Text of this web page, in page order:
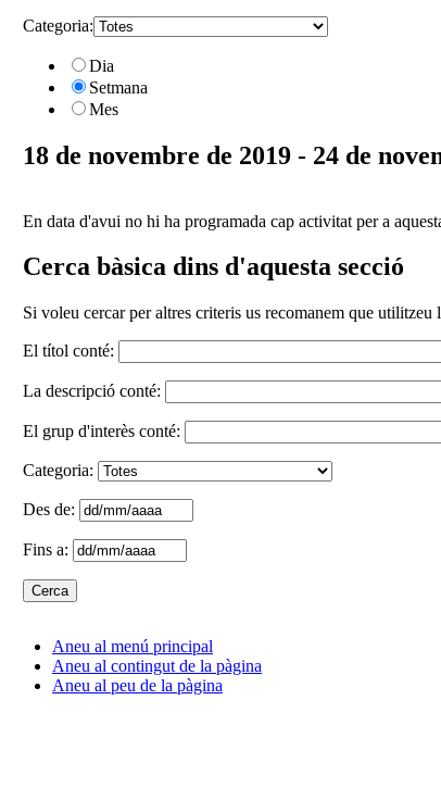
Categoria:
Dia
Setmana
Mes
18 de novembre de 2019 - 24 de
En data d'avui no hi ha programada cap activitat per a
Cerca bàsica dins d'aquesta secció
Si voleu cercar per altres criteris us recomanem que utilitzeu
El títol conté:
La descripció conté:
El grup d'interès conté:
Categoria:
Des de:
Fins a:
Aneu al menú principal
Aneu al contingut de la pàgina
Aneu al peu de la pàgina